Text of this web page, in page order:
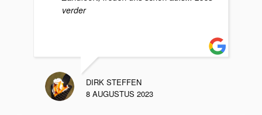
verder
DIRK STEFFEN
8 AUGUSTUS 2023